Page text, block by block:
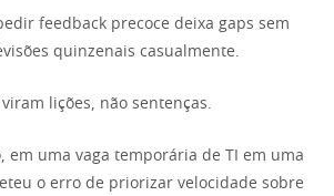
feedback precoce deixa gaps sem
quinzenais casualmente.
lições, não sentenças.
em uma vaga temporária de TI em uma
o erro de priorizar velocidade sobre